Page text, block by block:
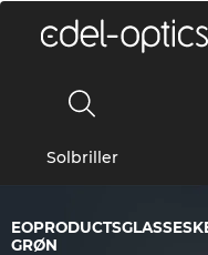
Solbriller
GRØN